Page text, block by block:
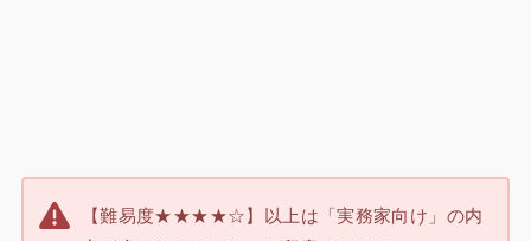
【難易度★★★★☆】以上は「実務家向け」の内